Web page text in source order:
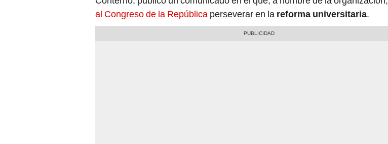
al Congreso de la República perseverar en la reforma universitaria.